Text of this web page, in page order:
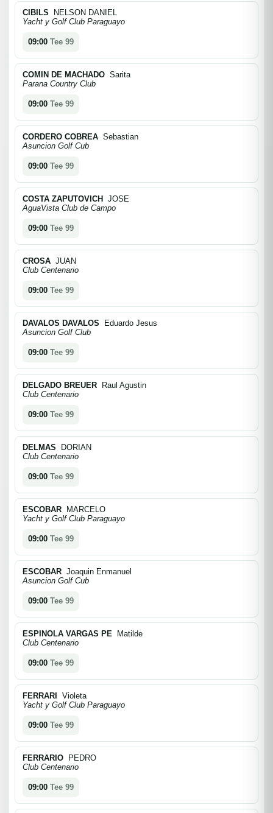
CIBILS NELSON DANIEL
Yacht y Golf Club Paraguayo
09:00 Tee 99
COMIN DE MACHADO Sarita
Parana Country Club
09:00 Tee 99
CORDERO COBREA Sebastian
Asuncion Golf Cub
09:00 Tee 99
COSTA ZAPUTOVICH
JOSE
AguaVista Club de Campo
09:00 Tee 99
CROSA JUAN
Club Centenario
09:00 Tee 99
DAVALOS DAVALOS Eduardo Jesus
Asuncion Golf Club
09:00 Tee 99
DELGADO BREUER Raul Agustin
Club Centenario
09:00 Tee 99
DELMAS DORIAN
Club Centenario
09:00 Tee 99
ESCOBAR MARCELO
Yacht y Golf Club Paraguayo
09:00 Tee 99
ESCOBAR Joaquin Enmanuel
Asuncion Golf Cub
09:00 Tee 99
ESPINOLA VARGAS PE Matilde
Club Centenario
09:00 Tee 99
FERRARI
Violeta
Yacht y Golf Club Paraguayo
09:00 Tee 99
FERRARIO PEDRO
Club Centenario
09:00 Tee 99